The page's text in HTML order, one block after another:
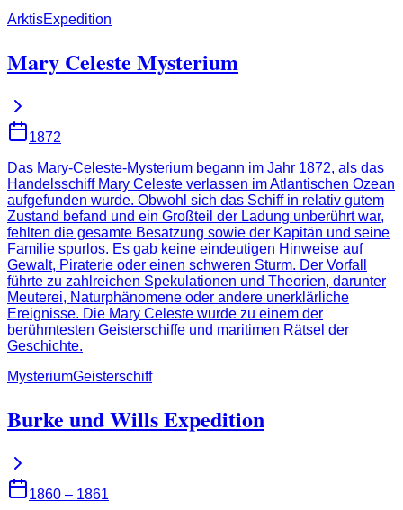
ArktisExpedition
Mary Celeste Mysterium
1872
Das Mary-Celeste-Mysterium begann im Jahr 1872, als das
Handelsschiff Mary Celeste verlassen im Atlantischen Ozean
aufgefunden wurde. Obwohl sich das Schiff in relativ gutem
Zustand befand und ein Großteil der Ladung unberührt war,
fehlten die gesamte Besatzung sowie der Kapitän und seine
Familie spurlos. Es gab keine eindeutigen Hinweise auf
Gewalt, Piraterie oder einen schweren Sturm. Der Vorfall
führte zu zahlreichen Spekulationen und Theorien, darunter
Meuterei, Naturphänomene oder andere unerklärliche
Ereignisse. Die Mary Celeste wurde zu einem der
berühmtesten Geisterschiffe und maritimen Rätsel der
Geschichte.
MysteriumGeisterschiff
Burke und Wills Expedition
1860 – 1861